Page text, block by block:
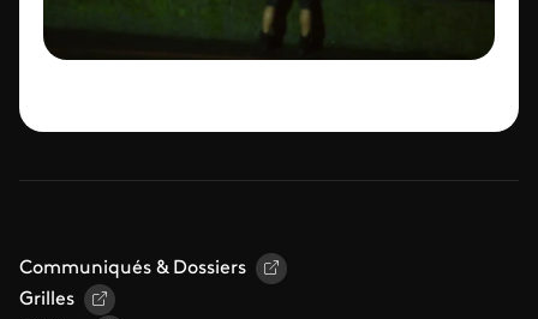
Communiqués & Dossiers
Grilles